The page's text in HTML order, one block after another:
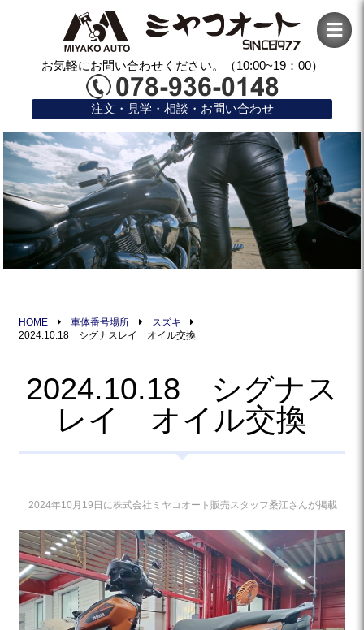
お気軽にお問い合わせください。（10:00~19：00）
注文・見学・相談・お問い合わせ
HOME 車体番号場所
スズキ
2024.10.18 シグナスレイ オイル交換
2024.10.18 シグナス
レイ オイル交換
2024年10月19日に株式会社ミヤコオート販売スタッフ桑江さんが掲載